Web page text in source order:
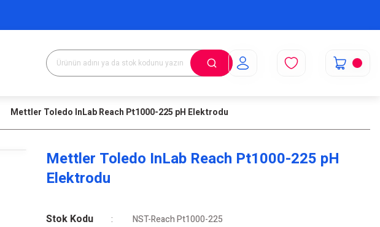
Mettler Toledo InLab Reach Pt1000-225 pH Elektrodu
Mettler Toledo InLab Reach Pt1000-225 pH
Elektrodu
Stok Kodu NST-Reach Pt1000-225